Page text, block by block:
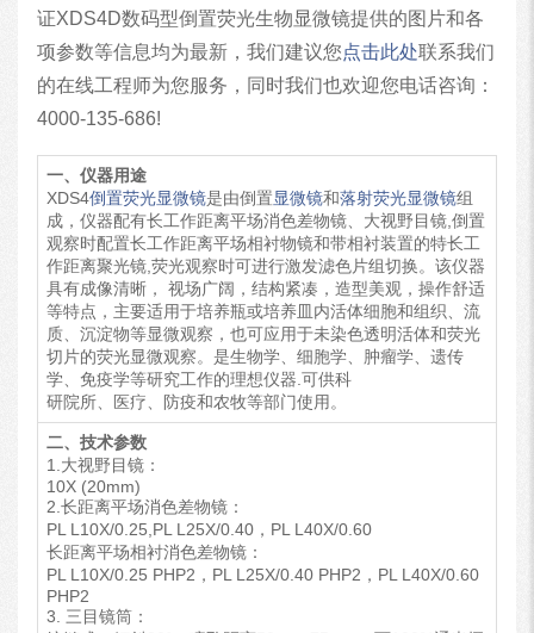
证XDS4D数码型倒置荧光生物显微镜提供的图片和各
项参数等信息均为最新，我们建议您点击此处联系我们
的在线工程师为您服务，同时我们也欢迎您电话咨询：
4000-135-686!
一、仪器用途
XDS4倒置荧光显微镜是由倒置显微镜和落射荧光显微镜组
成，仪器配有长工作距离平场消色差物镜、大视野目镜,倒置
观察时配置长工作距离平场相衬物镜和带相衬装置的特长工
作距离聚光镜,荧光观察时可进行激发滤色片组切换。该仪器
具有成像清晰， 视场广阔，结构紧凑，造型美观，操作舒适
等特点，主要适用于培养瓶或培养皿内活体细胞和组织、流
质、沉淀物等显微观察，也可应用于未染色透明活体和荧光
切片的荧光显微观察。是生物学、细胞学、肿瘤学、遗传
学、免疫学等研究工作的理想仪器.可供科
研院所、医疗、防疫和农牧等部门使用。
二、技术参数
1.大视野目镜：
10X (20mm)
2.长距离平场消色差物镜：
PL L10X/0.25,PL L25X/0.40，PL L40X/0.60
长距离平场相衬消色差物镜：
PL L10X/0.25 PHP2，PL L25X/0.40 PHP2，PL L40X/0.60
PHP2
3. 三目镜筒：